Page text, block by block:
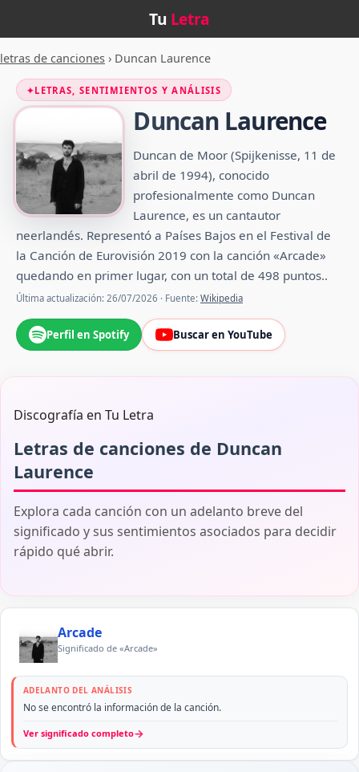
Tu Letra
letras de canciones › Duncan Laurence
✦LETRAS, SENTIMIENTOS Y ANÁLISIS
Duncan Laurence
Duncan de Moor (Spijkenisse, 11 de
abril de 1994), conocido
profesionalmente como Duncan
Laurence, es un cantautor
neerlandés. Representó a Países Bajos en el Festival de
la Canción de Eurovisión 2019 con la canción «Arcade»
quedando en primer lugar, con un total de 498 puntos.​.
Última actualización: 26/07/2026 · Fuente: Wikipedia
Perfil en Spotify Buscar en YouTube
Discografía en Tu Letra
Letras de canciones de Duncan
Laurence
Explora cada canción con un adelanto breve del
significado y sus sentimientos asociados para decidir
rápido qué abrir.
Arcade
Significado de «Arcade»
ADELANTO DEL ANÁLISIS
No se encontró la información de la canción.
Ver significado completo→